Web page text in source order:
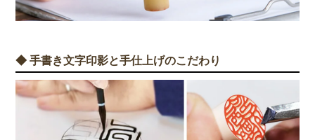
◆ 手書き文字印影と手仕上げのこだわり